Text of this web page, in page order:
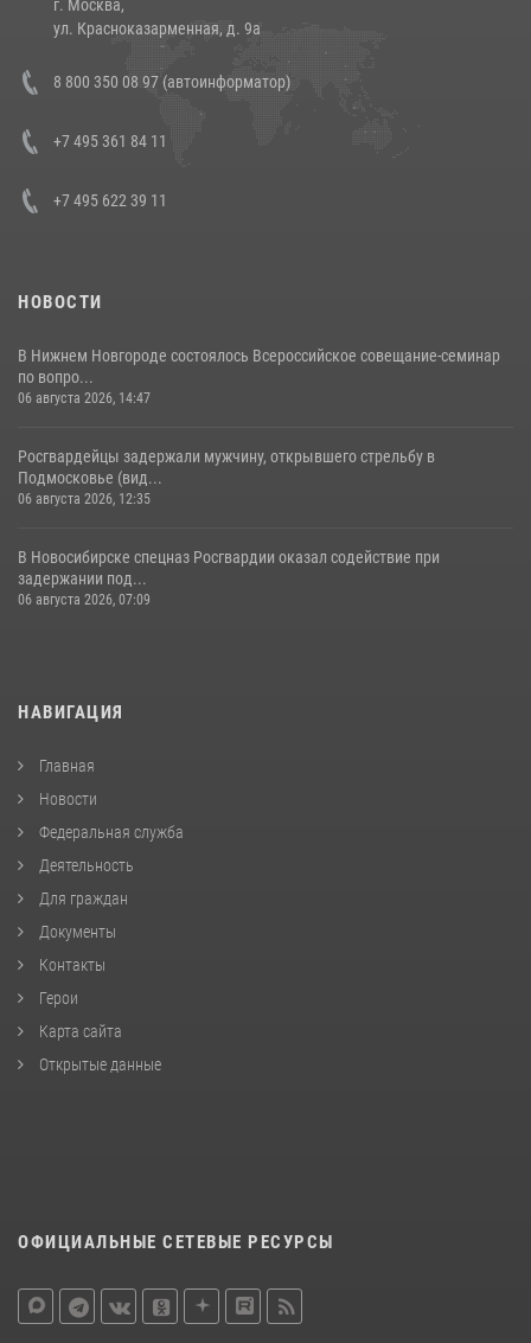
14 июля 2026, 12:20
В Росгвардии прошла военно-научная конференция по обобщению
боевого опыта
г. Москва,
ул. Красноказарменная, д. 9а
8 800 350 08 97 (автоинформатор)
+7 495 361 84 11
+7 495 622 39 11
НОВОСТИ
В Нижнем Новгороде состоялось Всероссийское совещание-семинар
по вопро...
06 августа 2026, 14:47
Росгвардейцы задержали мужчину, открывшего стрельбу в
Подмосковье (вид...
06 августа 2026, 12:35
В Новосибирске спецназ Росгвардии оказал содействие при
задержании под...
06 августа 2026, 07:09
НАВИГАЦИЯ
Главная
Новости
Федеральная служба
Деятельность
Для граждан
Документы
Контакты
Герои
Карта сайта
Открытые данные
ОФИЦИАЛЬНЫЕ СЕТЕВЫЕ РЕСУРСЫ